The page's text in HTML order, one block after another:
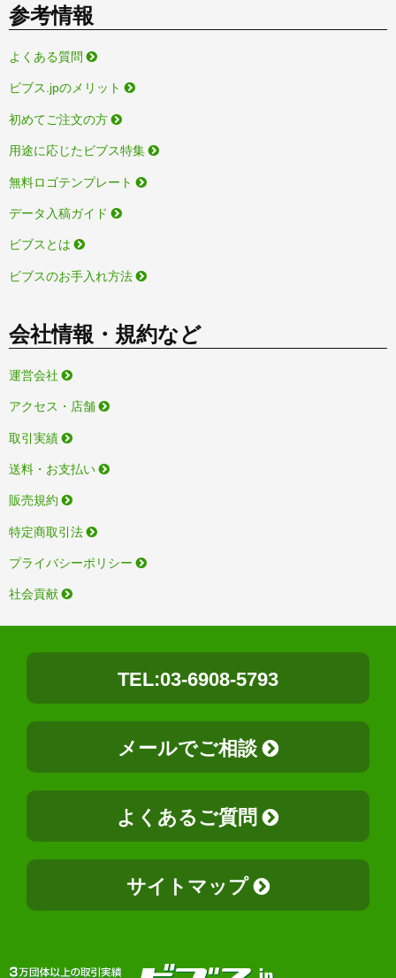
参考情報
よくある質問
ビブス.jpのメリット
初めてご注文の方
用途に応じたビブス特集
無料ロゴテンプレート
データ入稿ガイド
ビブスとは
ビブスのお手入れ方法
会社情報・規約など
運営会社
アクセス・店舗
取引実績
送料・お支払い
販売規約
特定商取引法
プライバシーポリシー
社会貢献
TEL:03-6908-5793
メールでご相談
よくあるご質問
サイトマップ